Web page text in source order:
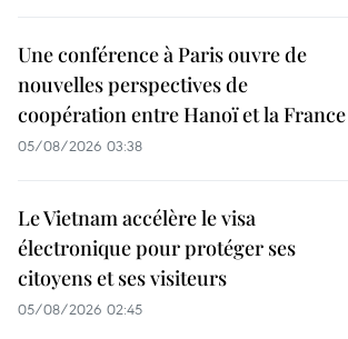
Une conférence à Paris ouvre de
nouvelles perspectives de
coopération entre Hanoï et la France
05/08/2026 03:38
Le Vietnam accélère le visa
électronique pour protéger ses
citoyens et ses visiteurs
05/08/2026 02:45